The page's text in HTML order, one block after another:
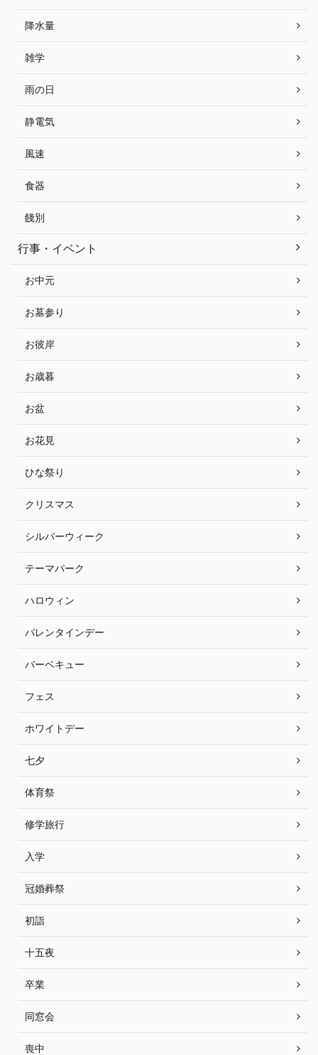
降水量
雑学
雨の日
静電気
風速
食器
餞別
行事・イベント
お中元
お墓参り
お彼岸
お歳暮
お盆
お花見
ひな祭り
クリスマス
シルバーウィーク
テーマパーク
ハロウィン
バレンタインデー
バーベキュー
フェス
ホワイトデー
七夕
体育祭
修学旅行
入学
冠婚葬祭
初詣
十五夜
卒業
同窓会
喪中